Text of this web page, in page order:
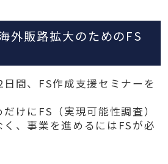
外販路拡大のためのFS
間、FS作成支援セミナーを
けにFS（実現可能性調査）
、事業を進めるにはFSが必